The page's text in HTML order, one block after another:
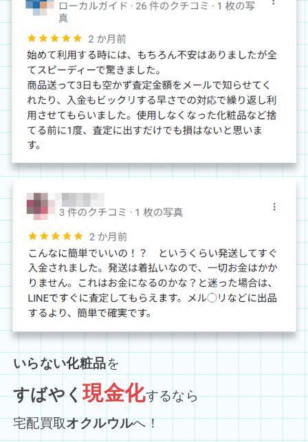
いらない化粧品を
すばやく現金化するなら
宅配買取オクルウルへ！